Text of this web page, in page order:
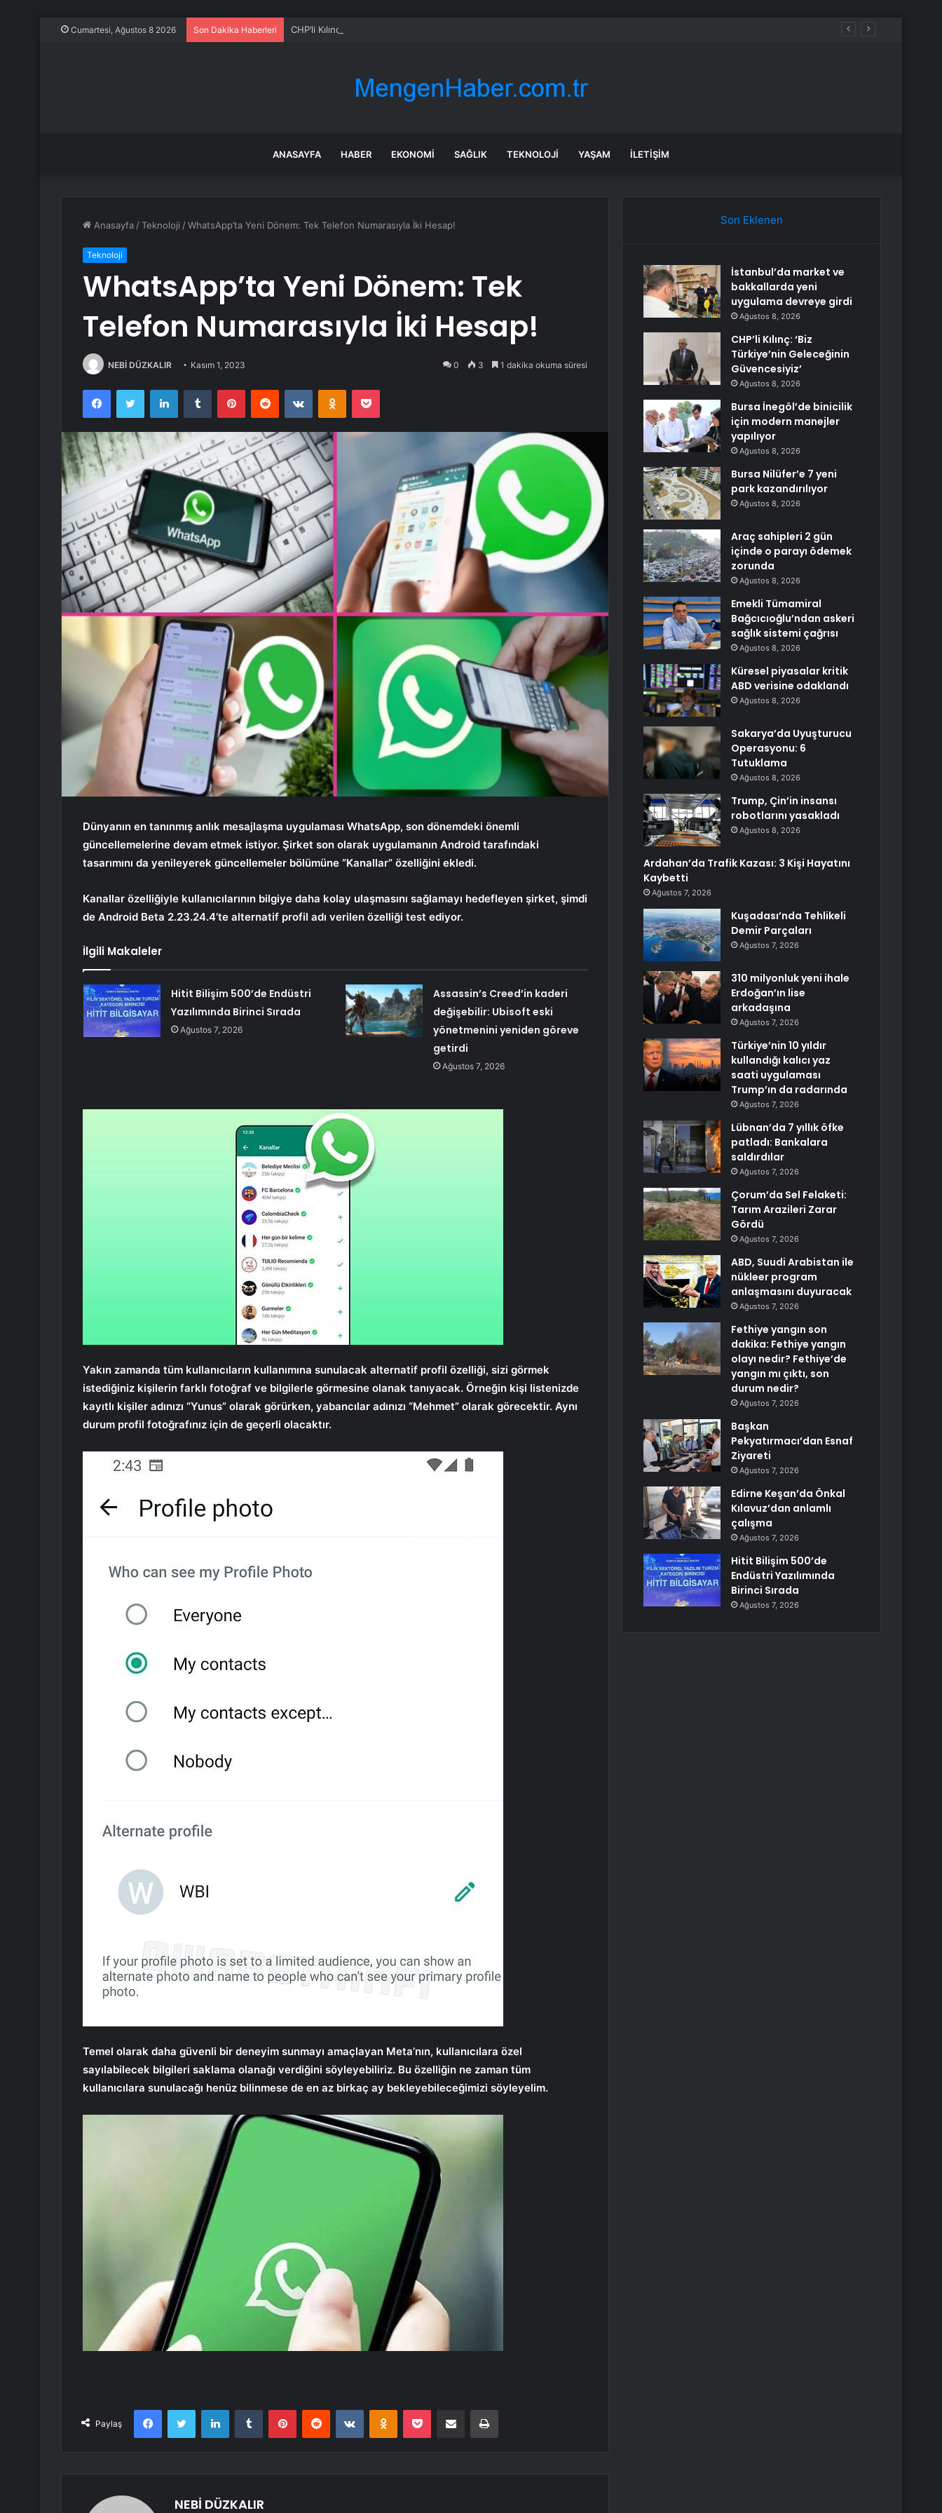
Cumartesi, Ağustos 8 2026 Son Dakika Haberleri CHP’li Kılınç: ‘Biz Türkiye’nin Geleceğinin Güvencesiyiz’
ANASAYFA HABER EKONOMI SAĞLIK TEKNOLOJI YAŞAM İLETIŞIM
Anasayfa /Teknoloji /WhatsApp’ta Yeni Dönem: Tek Telefon Numarasıyla İki Hesap!
Teknoloji
WhatsApp’ta Yeni Dönem: Tek
Telefon Numarasıyla İki Hesap!
NEBİ DÜZKALIR Kasım 1, 2023 0 3 1 dakika okuma süresi
FacebookTwitter LinkedInTumblr PinterestReddit VKontakteOdnoklassniki
Pocket
Dünyanın en tanınmış anlık mesajlaşma uygulaması WhatsApp, son dönemdeki önemli
güncellemelerine devam etmek istiyor. Şirket son olarak uygulamanın Android tarafındaki
tasarımını da yenileyerek güncellemeler bölümüne “Kanallar” özelliğini ekledi.
Kanallar özelliğiyle kullanıcılarının bilgiye daha kolay ulaşmasını sağlamayı hedefleyen şirket, şimdi
de Android Beta 2.23.24.4’te alternatif profil adı verilen özelliği test ediyor.
İlgili Makaleler
Hitit Bilişim 500’de Endüstri
Yazılımında Birinci Sırada
Ağustos 7, 2026
Assassin’s Creed’in kaderi
değişebilir: Ubisoft eski
yönetmenini yeniden göreve
getirdi
Ağustos 7, 2026
Yakın zamanda tüm kullanıcıların kullanımına sunulacak alternatif profil özelliği, sizi görmek
istediğiniz kişilerin farklı fotoğraf ve bilgilerle görmesine olanak tanıyacak. Örneğin kişi listenizde
kayıtlı kişiler adınızı “Yunus” olarak görürken, yabancılar adınızı “Mehmet” olarak görecektir. Aynı
durum profil fotoğrafınız için de geçerli olacaktır.
Temel olarak daha güvenli bir deneyim sunmayı amaçlayan Meta’nın, kullanıcılara özel
sayılabilecek bilgileri saklama olanağı verdiğini söyleyebiliriz. Bu özelliğin ne zaman tüm
kullanıcılara sunulacağı henüz bilinmese de en az birkaç ay bekleyebileceğimizi söyleyelim.
Paylaş
FacebookTwitter LinkedInTumblr PinterestReddit VKontakteOdnoklassniki
Pocket E-Posta ile paylaş Yazdır
NEBİ DÜZKALIR
Son Eklenen
İstanbul’da market ve
bakkallarda yeni
uygulama devreye girdi
Ağustos 8, 2026
CHP’li Kılınç: ‘Biz
Türkiye’nin Geleceğinin
Güvencesiyiz’
Ağustos 8, 2026
Bursa İnegöl’de binicilik
için modern manejler
yapılıyor
Ağustos 8, 2026
Bursa Nilüfer’e 7 yeni
park kazandırılıyor
Ağustos 8, 2026
Araç sahipleri 2 gün
içinde o parayı ödemek
zorunda
Ağustos 8, 2026
Emekli Tümamiral
Bağcıcıoğlu’ndan askeri
sağlık sistemi çağrısı
Ağustos 8, 2026
Küresel piyasalar kritik
ABD verisine odaklandı
Ağustos 8, 2026
Sakarya’da Uyuşturucu
Operasyonu: 6
Tutuklama
Ağustos 8, 2026
Trump, Çin’in insansı
robotlarını yasakladı
Ağustos 8, 2026
Ardahan’da Trafik Kazası: 3 Kişi Hayatını
Kaybetti
Ağustos 7, 2026
Kuşadası’nda Tehlikeli
Demir Parçaları
Ağustos 7, 2026
310 milyonluk yeni ihale
Erdoğan’ın lise
arkadaşına
Ağustos 7, 2026
Türkiye’nin 10 yıldır
kullandığı kalıcı yaz
saati uygulaması
Trump’ın da radarında
Ağustos 7, 2026
Lübnan’da 7 yıllık öfke
patladı: Bankalara
saldırdılar
Ağustos 7, 2026
Çorum’da Sel Felaketi:
Tarım Arazileri Zarar
Gördü
Ağustos 7, 2026
ABD, Suudi Arabistan ile
nükleer program
anlaşmasını duyuracak
Ağustos 7, 2026
Fethiye yangın son
dakika: Fethiye yangın
olayı nedir? Fethiye’de
yangın mı çıktı, son
durum nedir?
Ağustos 7, 2026
Başkan
Pekyatırmacı’dan Esnaf
Ziyareti
Ağustos 7, 2026
Edirne Keşan’da Önkal
Kılavuz’dan anlamlı
çalışma
Ağustos 7, 2026
Hitit Bilişim 500’de
Endüstri Yazılımında
Birinci Sırada
Ağustos 7, 2026